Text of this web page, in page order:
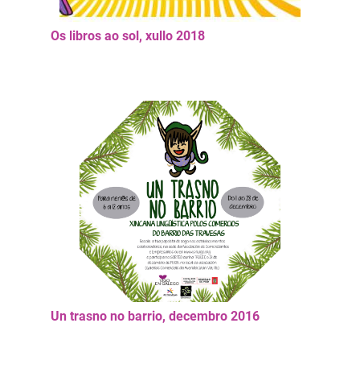
Os libros ao sol, xullo 2018
Un trasno no barrio, decembro 2016